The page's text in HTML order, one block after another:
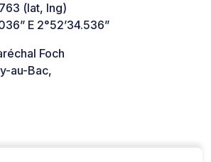
(lat, lng)
E 2°52’34.536”
Foch
au-Bac,